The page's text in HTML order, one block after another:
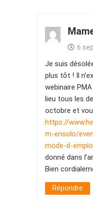
6
Je suis
plus tôt ! Il
webinaire
lieu tous les
octobre et
https://
m-ensolo/
mode-d-
donné dans
Bien
Répondre